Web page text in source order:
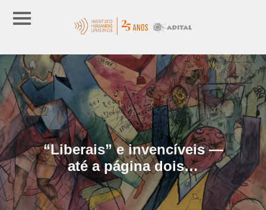
“Liberais” e invencíveis —
até a página dois…